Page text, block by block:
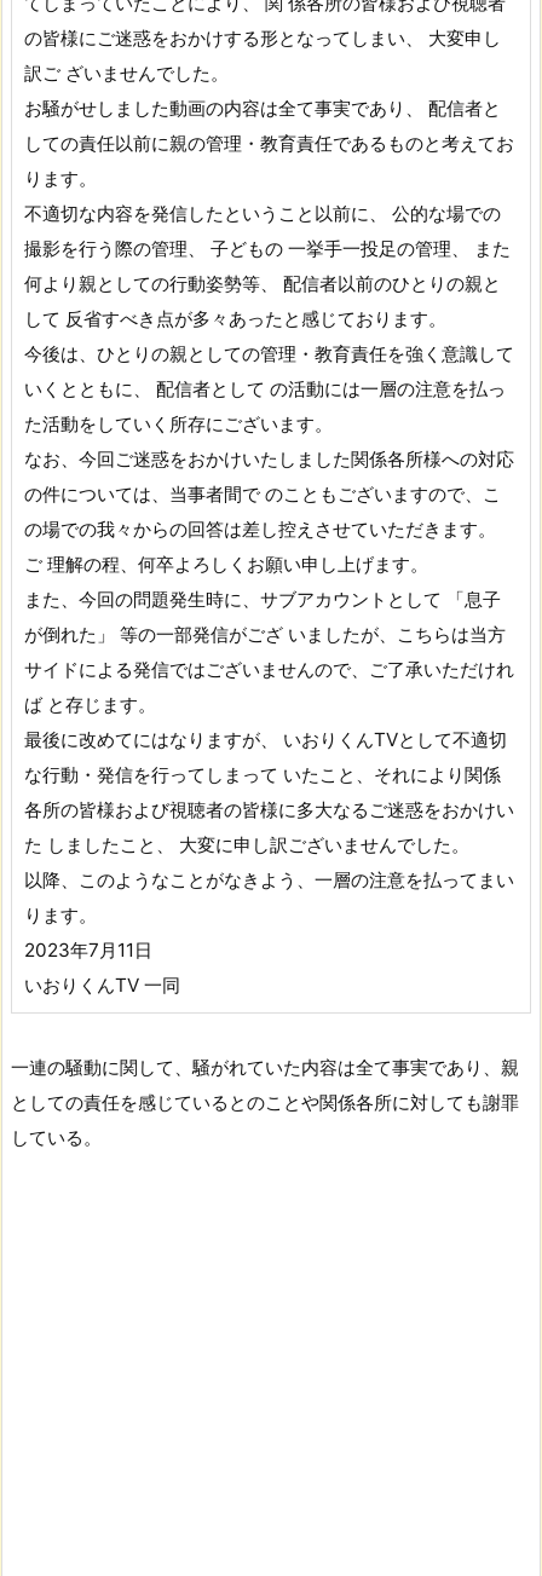
の皆様にご迷惑をおかけする形となってしまい、 大変申し
訳ご ざいませんでした。
お騒がせしました動画の内容は全て事実であり、 配信者と
しての責任以前に親の管理・教育責任であるものと考えてお
ります。
不適切な内容を発信したということ以前に、 公的な場での
撮影を行う際の管理、 子どもの 一挙手一投足の管理、 また
何より親としての行動姿勢等、 配信者以前のひとりの親と
して 反省すべき点が多々あったと感じております。
今後は、ひとりの親としての管理・教育責任を強く意識して
いくとともに、 配信者として の活動には一層の注意を払っ
た活動をしていく所存にございます。
なお、今回ご迷惑をおかけいたしました関係各所様への対応
の件については、当事者間で のこともございますので、こ
の場での我々からの回答は差し控えさせていただきます。
ご 理解の程、何卒よろしくお願い申し上げます。
また、今回の問題発生時に、サブアカウントとして 「息子
が倒れた」 等の一部発信がござ いましたが、こちらは当方
サイドによる発信ではございませんので、ご了承いただけれ
ば と存じます。
最後に改めてにはなりますが、 いおりくんTVとして不適切
な行動・発信を行ってしまって いたこと、それにより関係
各所の皆様および視聴者の皆様に多大なるご迷惑をおかけい
た しましたこと、 大変に申し訳ございませんでした。
以降、このようなことがなきよう、一層の注意を払ってまい
ります。
2023年7月11日
いおりくんTV 一同
一連の騒動に関して、騒がれていた内容は全て事実であり、親
としての責任を感じているとのことや関係各所に対しても謝罪
している。